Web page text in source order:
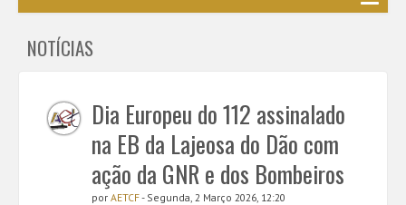
EE / Alunos
Cursos Profissionais
Bibliotecas
Media AETCF
Legislação
NOTÍCIAS
Dia Europeu do 112 assinalado
na EB da Lajeosa do Dão com
ação da GNR e dos Bombeiros
por AETCF- Segunda, 2 Março 2026, 12:20